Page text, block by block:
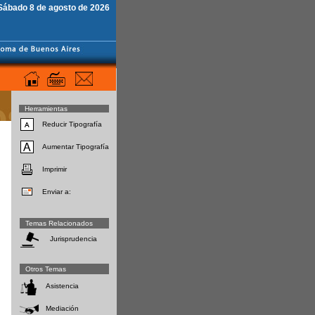
8 de agosto de 2026
Herramientas
Reducir Tipografía
Aumentar Tipografía
Imprimir
Enviar a:
Temas Relacionados
Jurisprudencia
Otros Temas
Asistencia
Mediación